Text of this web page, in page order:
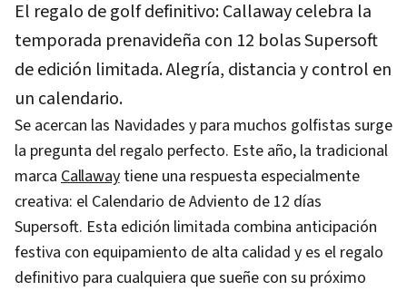
El regalo de golf definitivo: Callaway celebra la
temporada prenavideña con 12 bolas Supersoft
de edición limitada. Alegría, distancia y control en
un calendario.
Se acercan las Navidades y para muchos golfistas surge
la pregunta del regalo perfecto. Este año, la tradicional
marca Callawaytiene una respuesta especialmente
creativa: el Calendario de Adviento de 12 días
Supersoft. Esta edición limitada combina anticipación
festiva con equipamiento de alta calidad y es el regalo
definitivo para cualquiera que sueñe con su próximo